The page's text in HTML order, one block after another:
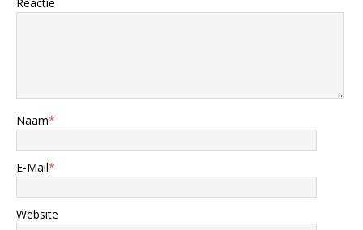
Naam*
E-Mail*
Website